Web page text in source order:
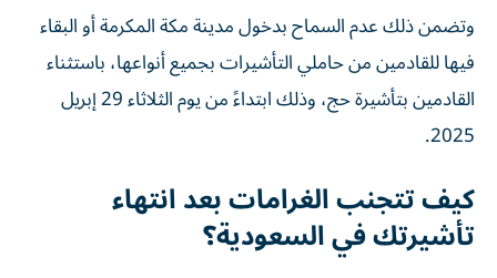
وتضمن ذلك عدم السماح بدخول مدينة مكة المكرمة أو البقاء
فيها للقادمين من حاملي التأشيرات بجميع أنواعها، باستثناء
القادمين بتأشيرة حج، وذلك ابتداءً من يوم الثلاثاء 29 إبريل
2025.
كيف تتجنب الغرامات بعد انتهاء
تأشيرتك في السعودية؟